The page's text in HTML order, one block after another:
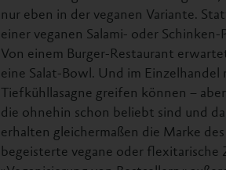
nur eben in der veganen Variante.
einer veganen Salami- oder
Von einem Burger-Restaurant
eine Salat-Bowl. Und im
Tiefkühllasagne greifen können –
die ohnehin schon beliebt sind und
erhalten gleichermaßen die Marke
begeisterte vegane oder flexitarische
»Veganisierung von Bestsellern«